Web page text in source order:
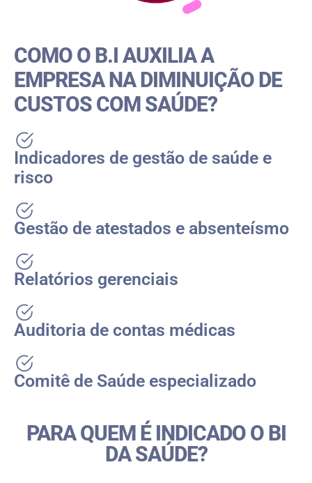
COMO O B.I AUXILIA A
EMPRESA NA DIMINUIÇÃO DE
CUSTOS COM SAÚDE?
Indicadores de gestão de saúde e
risco
Gestão de atestados e absenteísmo
Relatórios gerenciais
Auditoria de contas médicas
Comitê de Saúde especializado
PARA QUEM É INDICADO O BI
DA SAÚDE?